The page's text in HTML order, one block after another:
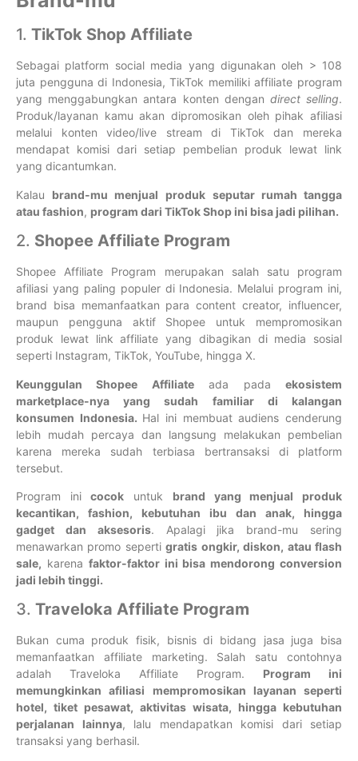
1. TikTok Shop Affiliate
Sebagai platform social media yang digunakan oleh > 108
juta pengguna di Indonesia, TikTok memiliki affiliate program
yang menggabungkan antara konten dengan direct selling.
Produk/layanan kamu akan dipromosikan oleh pihak afiliasi
melalui konten video/live stream di TikTok dan mereka
mendapat komisi dari setiap pembelian produk lewat link
yang dicantumkan.
Kalau brand-mu menjual produk seputar rumah tangga
atau fashion, program dari TikTok Shop ini bisa jadi pilihan.
2. Shopee Affiliate Program
Shopee Affiliate Program merupakan salah satu program
afiliasi yang paling populer di Indonesia. Melalui program ini,
brand bisa memanfaatkan para content creator, influencer,
maupun pengguna aktif Shopee untuk mempromosikan
produk lewat link affiliate yang dibagikan di media sosial
seperti Instagram, TikTok, YouTube, hingga X.
Keunggulan Shopee Affiliateada padaekosistem
marketplace-nya yang sudah familiar di kalangan
konsumen Indonesia. Hal ini membuat audiens cenderung
lebih mudah percaya dan langsung melakukan pembelian
karena mereka sudah terbiasa bertransaksi di platform
tersebut.
Program inicocok untuk brand yang menjual produk
kecantikan, fashion, kebutuhan ibu dan anak, hingga
gadget dan aksesoris. Apalagi jika brand-mu sering
menawarkan promo sepertigratis ongkir, diskon, atau flash
sale, karena faktor-faktor ini bisa mendorong conversion
jadi lebih tinggi.
3. Traveloka Affiliate Program
Bukan cuma produk fisik, bisnis di bidang jasa juga bisa
memanfaatkan affiliate marketing. Salah satu contohnya
adalah Traveloka Affiliate Program. Program ini
memungkinkan afiliasi mempromosikan layanan seperti
hotel, tiket pesawat, aktivitas wisata, hingga kebutuhan
perjalanan lainnya, lalu mendapatkan komisi dari setiap
transaksi yang berhasil.